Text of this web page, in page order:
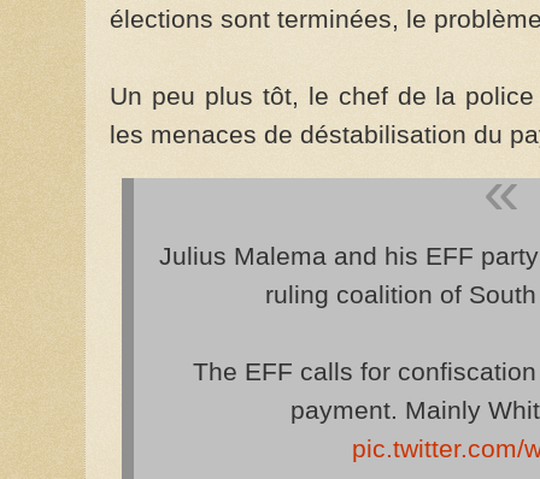
élections sont terminées, le
Un peu plus tôt, le chef de la
les menaces de déstabilisation du
Julius Malema and his EFF
ruling coalition of
The EFF calls for
payment. Mainly
pic.twitter.com/